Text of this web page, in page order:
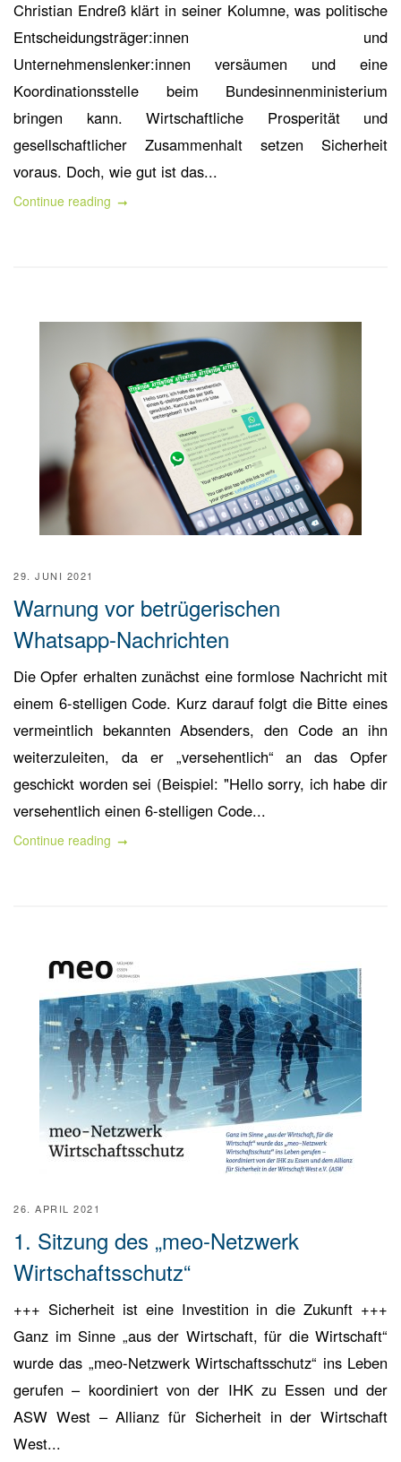
Christian Endreß klärt in seiner Kolumne, was politische
Entscheidungsträger:innen und
Unternehmenslenker:innen versäumen und eine
Koordinationsstelle beim Bundesinnenministerium
bringen kann. Wirtschaftliche Prosperität und
gesellschaftlicher Zusammenhalt setzen Sicherheit
voraus. Doch, wie gut ist das...
Continue reading
29. JUNI 2021
Warnung vor betrügerischen
Whatsapp-Nachrichten
Die Opfer erhalten zunächst eine formlose Nachricht mit
einem 6-stelligen Code. Kurz darauf folgt die Bitte eines
vermeintlich bekannten Absenders, den Code an ihn
weiterzuleiten, da er „versehentlich“ an das Opfer
geschickt worden sei (Beispiel: "Hello sorry, ich habe dir
versehentlich einen 6-stelligen Code...
Continue reading
26. APRIL 2021
1. Sitzung des „meo-Netzwerk
Wirtschaftsschutz“
+++ Sicherheit ist eine Investition in die Zukunft +++
Ganz im Sinne „aus der Wirtschaft, für die Wirtschaft“
wurde das „meo-Netzwerk Wirtschaftsschutz“ ins Leben
gerufen – koordiniert von der IHK zu Essen und der
ASW West – Allianz für Sicherheit in der Wirtschaft
West...